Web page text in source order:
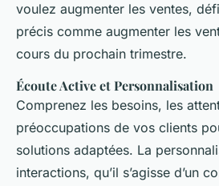
voulez augmenter les ventes,
précis comme augmenter les
cours du prochain trimestre.
Écoute Active et Personnalisation
Comprenez les besoins, les
préoccupations de vos clients
solutions adaptées. La
interactions, qu’il s’agisse d’un